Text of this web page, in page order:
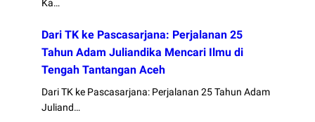
Ka…
Dari TK ke Pascasarjana: Perjalanan 25
Tahun Adam Juliandika Mencari Ilmu di
Tengah Tantangan Aceh
Dari TK ke Pascasarjana: Perjalanan 25 Tahun Adam
Juliand…